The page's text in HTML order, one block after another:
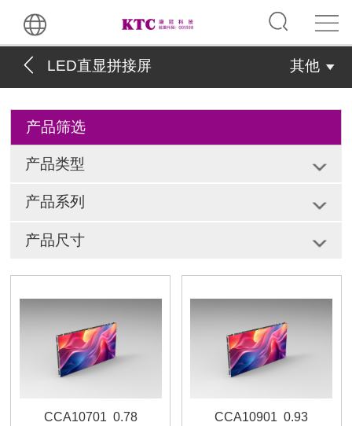
LED直显拼接屏 其他
产品筛选
产品类型
产品系列
产品尺寸
CCA10701 0.78 CCA10901 0.93